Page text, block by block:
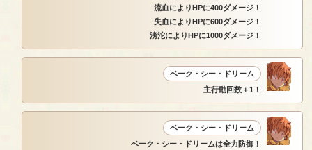
流血によりHPに400ダメージ！
失血によりHPに600ダメージ！
滂沱によりHPに1000ダメージ！
ベーク・シー・ドリーム
主行動回数＋1！
ベーク・シー・ドリーム
ベーク・シー・ドリームは全力防御！